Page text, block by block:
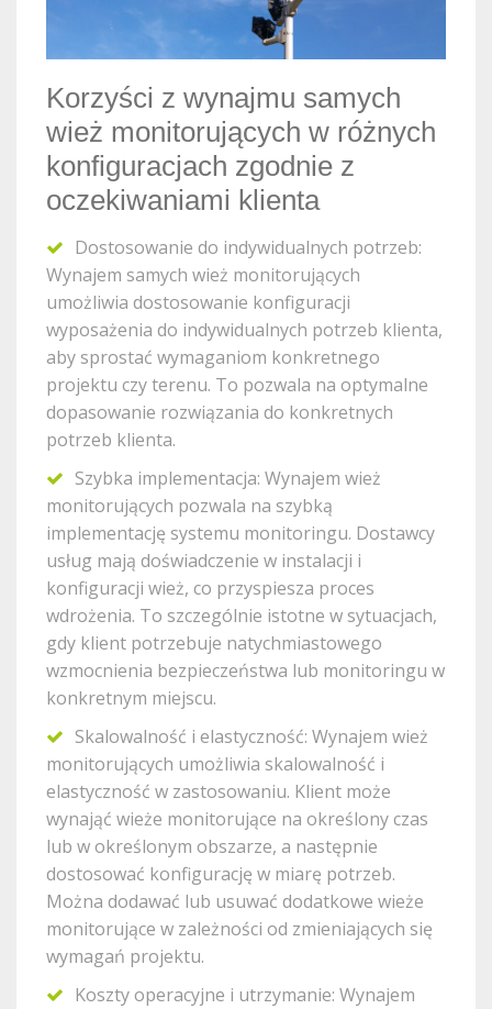
Korzyści z wynajmu samych
wież monitorujących w różnych
konfiguracjach zgodnie z
oczekiwaniami klienta
Dostosowanie do indywidualnych potrzeb:
Wynajem samych wież monitorujących
umożliwia dostosowanie konfiguracji
wyposażenia do indywidualnych potrzeb klienta,
aby sprostać wymaganiom konkretnego
projektu czy terenu. To pozwala na optymalne
dopasowanie rozwiązania do konkretnych
potrzeb klienta.
Szybka implementacja: Wynajem wież
monitorujących pozwala na szybką
implementację systemu monitoringu. Dostawcy
usług mają doświadczenie w instalacji i
konfiguracji wież, co przyspiesza proces
wdrożenia. To szczególnie istotne w sytuacjach,
gdy klient potrzebuje natychmiastowego
wzmocnienia bezpieczeństwa lub monitoringu w
konkretnym miejscu.
Skalowalność i elastyczność: Wynajem wież
monitorujących umożliwia skalowalność i
elastyczność w zastosowaniu. Klient może
wynająć wieże monitorujące na określony czas
lub w określonym obszarze, a następnie
dostosować konfigurację w miarę potrzeb.
Można dodawać lub usuwać dodatkowe wieże
monitorujące w zależności od zmieniających się
wymagań projektu.
Koszty operacyjne i utrzymanie: Wynajem